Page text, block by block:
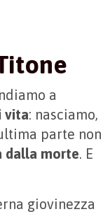
a
vita: nasciamo,
parte non
dalla morte. E
giovinezza